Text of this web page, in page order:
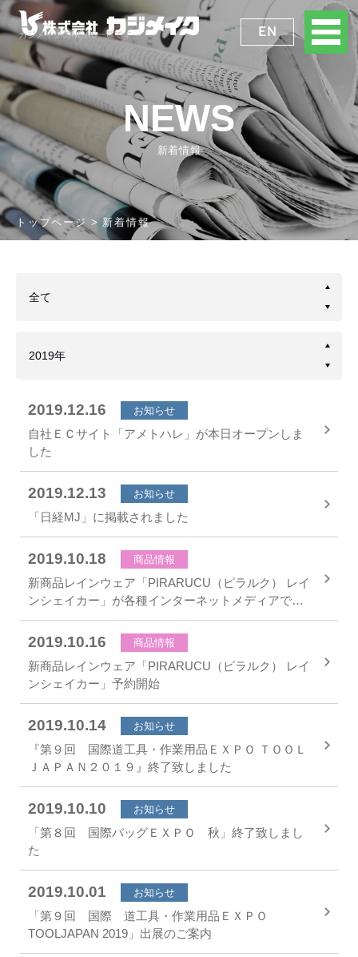
カジメイクのNEWS一覧です。 EN
NEWS
新着情報
トップページ 新着情報
2019.12.16 お知らせ
自社ＥＣサイト「アメトハレ」が本日オープンしま
した
2019.12.13 お知らせ
「日経MJ」に掲載されました
2019.10.18 商品情報
新商品レインウェア「PIRARUCU（ピラルク） レイ
ンシェイカー」が各種インターネットメディアで大
反響
2019.10.16 商品情報
新商品レインウェア「PIRARUCU（ピラルク） レイ
ンシェイカー」予約開始
2019.10.14 お知らせ
『第９回 国際道工具・作業用品ＥＸＰＯ ＴＯＯＬ
ＪＡＰＡＮ２０１９』終了致しました
2019.10.10 お知らせ
「第８回 国際バッグＥＸＰＯ 秋」終了致しまし
た
2019.10.01 お知らせ
「第９回 国際 道工具・作業用品ＥＸＰＯ
TOOLJAPAN 2019」出展のご案内